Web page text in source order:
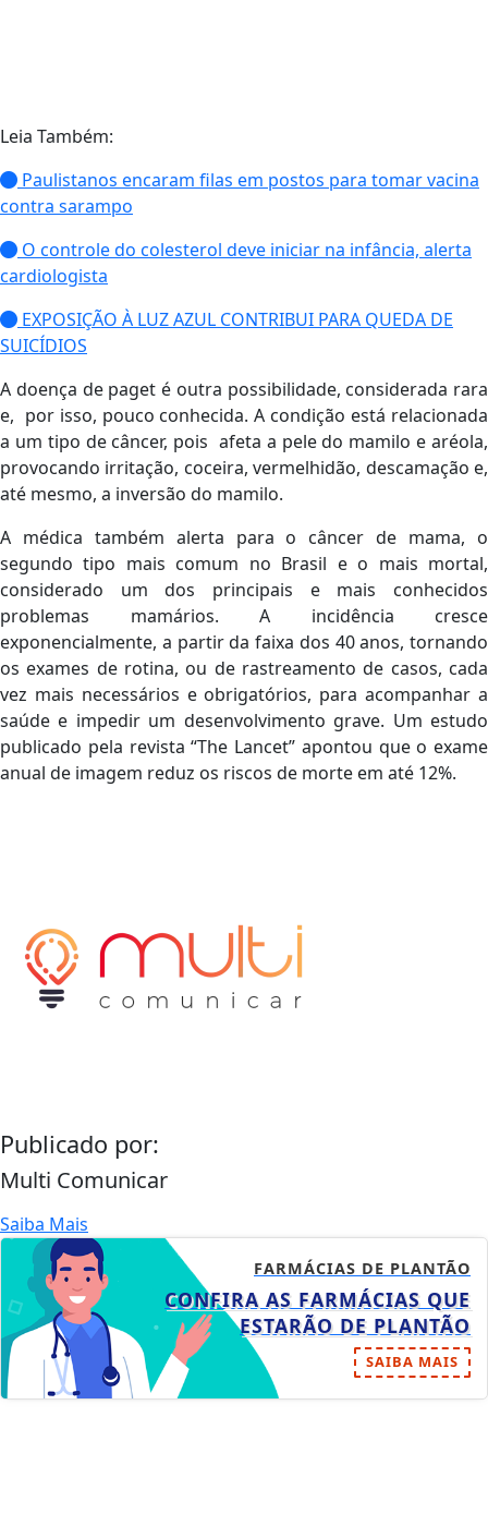
Leia Também:
Paulistanos encaram filas em postos para tomar vacina
contra sarampo
O controle do colesterol deve iniciar na infância, alerta
cardiologista
EXPOSIÇÃO À LUZ AZUL CONTRIBUI PARA QUEDA DE
SUICÍDIOS
A doença de paget é outra possibilidade, considerada rara
e, por isso, pouco conhecida. A condição está relacionada
a um tipo de câncer, pois afeta a pele do mamilo e aréola,
provocando irritação, coceira, vermelhidão, descamação e,
até mesmo, a inversão do mamilo.
A médica também alerta para o câncer de mama, o
segundo tipo mais comum no Brasil e o mais mortal,
considerado um dos principais e mais conhecidos
problemas mamários. A incidência cresce
exponencialmente, a partir da faixa dos 40 anos, tornando
os exames de rotina, ou de rastreamento de casos, cada
vez mais necessários e obrigatórios, para acompanhar a
saúde e impedir um desenvolvimento grave. Um estudo
publicado pela revista “The Lancet” apontou que o exame
anual de imagem reduz os riscos de morte em até 12%.
Publicado por:
Multi Comunicar
Saiba Mais
FARMÁCIAS DE PLANTÃO
CONFIRA AS FARMÁCIAS QUE
ESTARÃO DE PLANTÃO
SAIBA MAIS